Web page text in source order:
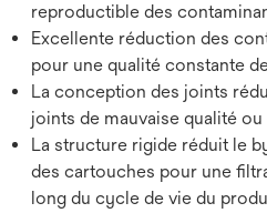
reproductible des
Excellente réduction des
pour une qualité constante
La conception des joints
joints de mauvaise qualité
La structure rigide réduit le
des cartouches pour une
long du cycle de vie du